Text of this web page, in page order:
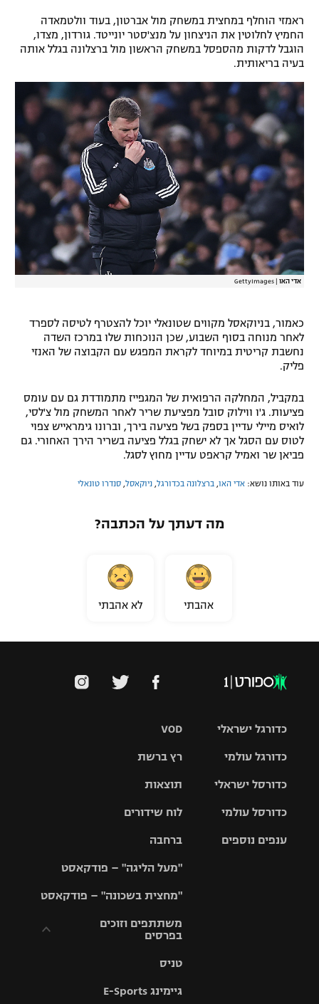
ראמזי הוחלף במחצית במשחק מול אברטון, בעוד וולטמאדה
החמיץ לחלוטין את הניצחון על מנצ'סטר יונייטד. גורדון, מצדו,
הוגבל לדקות מהספסל במשחק הראשון מול ברצלונה בגלל אותה
בעיה בריאותית.
אדי האו GettyImages
כאמור, בניוקאסל מקווים שטונאלי יוכל להצטרף לטיסה לספרד
לאחר מנוחה בסוף השבוע, שכן הנוכחות שלו במרכז השדה
נחשבת קריטית במיוחד לקראת המפגש עם הקבוצה של האנזי
פליק.
במקביל, המחלקה הרפואית של המגפייז מתמודדת גם עם עומס
פציעות. ג'ו ווילוק סובל מפציעת שריר לאחר המשחק מול צ'לסי,
לואיס מיילי עדיין בספק בשל פציעה בירך, וברונו גימראייש צפוי
לטוס עם הסגל אך לא ישחק בגלל פציעה בשריר הירך האחורי. גם
פביאן שר ואמיל קראפט עדיין מחוץ לסגל.
עוד באותו נושא: אדי האו ברצלונה בכדורגל ניוקאסל סנדרו טונאלי
מה דעתך על הכתבה?
אהבתי לא אהבתי
VOD
רץ ברשת
תוצאות
לוח שידורים
ברחבה
"מעל הליגה" – פודקאסט
"מחצית בשכונה" – פודקאסט
משתתפים וזוכים
בפרסים
וזוכים בפרסים
טניס
גיימינג E-Sports
כדורגל ישראלי
גביע הטוטו
כדורגל עולמי
האלופות
ליגה
כדורסל ישראלי
סל
כדורסל עולמי
ענפים נוספים